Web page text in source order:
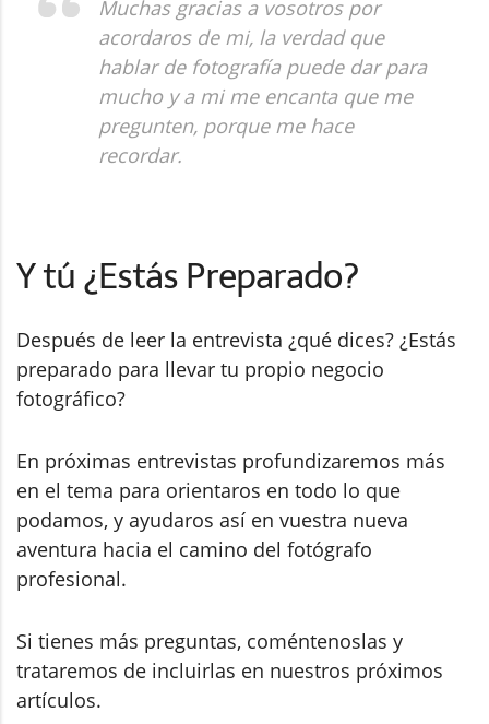
Muchas gracias a vosotros por
acordaros de mi, la verdad que
hablar de fotografía puede dar para
mucho y a mi me encanta que me
pregunten, porque me hace
recordar.
Y tú ¿Estás Preparado?
Después de leer la entrevista ¿qué dices? ¿Estás
preparado para llevar tu propio negocio
fotográfico?
En próximas entrevistas profundizaremos más
en el tema para orientaros en todo lo que
podamos, y ayudaros así en vuestra nueva
aventura hacia el camino del fotógrafo
profesional.
Si tienes más preguntas, coméntenoslas y
trataremos de incluirlas en nuestros próximos
artículos.